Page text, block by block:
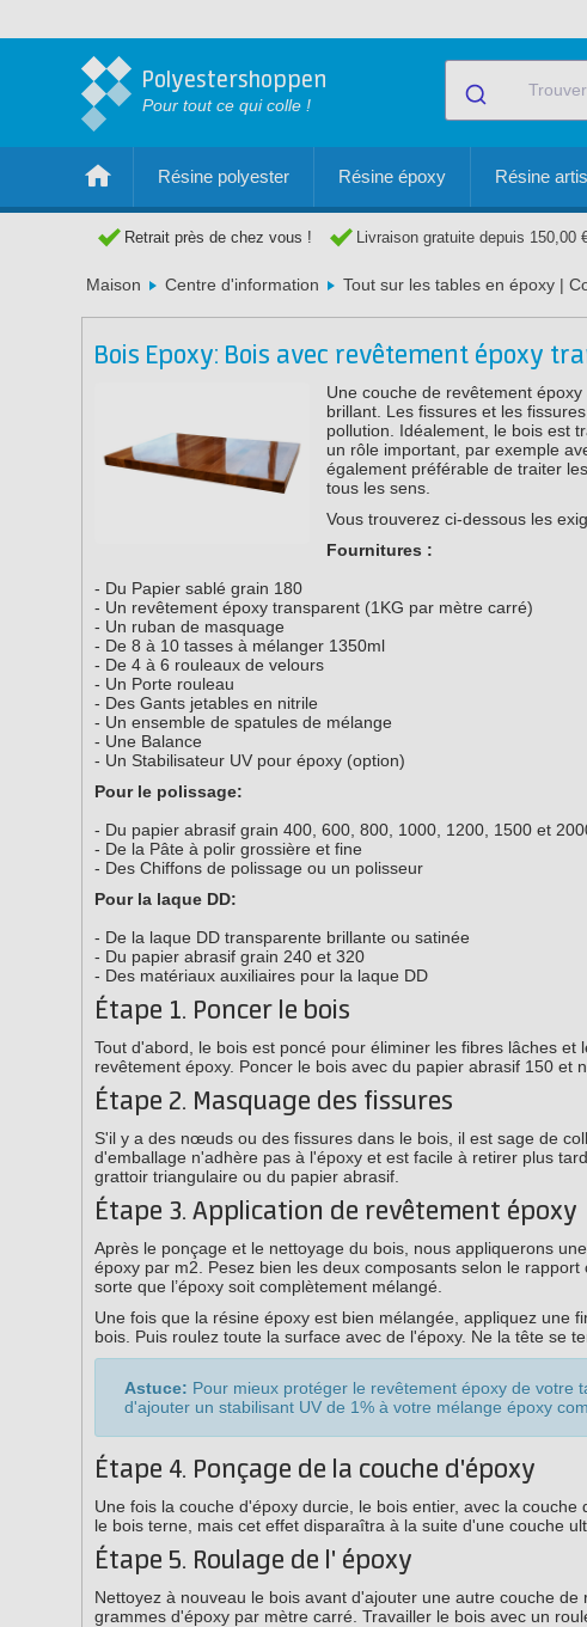
Polyestershoppen
Pour tout ce qui colle !
Résine polyester Résine époxy Résine
Retrait près de chez vous ! Livraison gratuite depuis 150,00
Maison Centre d'information Tout sur les tables en époxy |
Bois Epoxy: Bois avec revêtement époxy
Une couche de revêtement
brillant. Les fissures et les
pollution. Idéalement, le bois est
un rôle important, par exemple
également préférable de traiter
tous les sens.
Vous trouverez ci-dessous les
Fournitures :
- Du Papier sablé grain 180
- Un revêtement époxy transparent (1KG par mètre carré)
- Un ruban de masquage
- De 8 à 10 tasses à mélanger 1350ml
- De 4 à 6 rouleaux de velours
- Un Porte rouleau
- Des Gants jetables en nitrile
- Un ensemble de spatules de mélange
- Une Balance
- Un Stabilisateur UV pour époxy (option)
Pour le polissage:
- Du papier abrasif grain 400, 600, 800, 1000, 1200, 1500 et
- De la Pâte à polir grossière et fine
- Des Chiffons de polissage ou un polisseur
Pour la laque DD:
- De la laque DD transparente brillante ou satinée
- Du papier abrasif grain 240 et 320
- Des matériaux auxiliaires pour la laque DD
Étape 1. Poncer le bois
Tout d'abord, le bois est poncé pour éliminer les fibres lâches
revêtement époxy. Poncer le bois avec du papier abrasif 150 et
Étape 2. Masquage des fissures
S'il y a des nœuds ou des fissures dans le bois, il est sage de
d'emballage n'adhère pas à l'époxy et est facile à retirer plus
grattoir triangulaire ou du papier abrasif.
Étape 3. Application de revêtement époxy
Après le ponçage et le nettoyage du bois, nous appliquerons
époxy par m2. Pesez bien les deux composants selon le
sorte que l’époxy soit complètement mélangé.
Une fois que la résine époxy est bien mélangée, appliquez une
bois. Puis roulez toute la surface avec de l'époxy. Ne la tête se
Astuce: Pour mieux protéger le revêtement époxy de votre
d'ajouter un stabilisant UV de 1% à votre mélange époxy
Étape 4. Ponçage de la couche d'époxy
Une fois la couche d'époxy durcie, le bois entier, avec la
le bois terne, mais cet effet disparaîtra à la suite d'une couche
Étape 5. Roulage de l' époxy
Nettoyez à nouveau le bois avant d'ajouter une autre couche
grammes d'époxy par mètre carré. Travailler le bois avec un